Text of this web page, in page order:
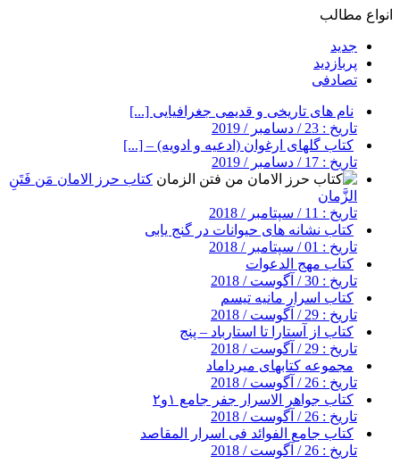
انواع مطالب
جدید
پربازدید
تصادفی
نام های تاریخی و قدیمی جغرافیایی [...]
تاریخ : 23 / دسامبر / 2019
کتاب گلهای ارغوان (ادعیه و ادویه) – [...]
تاریخ : 17 / دسامبر / 2019
کتاب حرز الامان مَن فَتَنِ
الزَّمان
تاریخ : 11 / سپتامبر / 2018
کتاب نشانه های حیوانات در گنج یابی
تاریخ : 01 / سپتامبر / 2018
کتاب مهج الدعوات
تاریخ : 30 / آگوست / 2018
کتاب اسرار مانیه تیسم
تاریخ : 29 / آگوست / 2018
کتاب از آستارا تا استارباد – پنج
تاریخ : 29 / آگوست / 2018
مجموعه کتابهای میرداماد
تاریخ : 26 / آگوست / 2018
کتاب جواهر الاسرار جفر جامع ۱و۲
تاریخ : 26 / آگوست / 2018
کتاب جامع الفوائد فی اسرار المقاصد
تاریخ : 26 / آگوست / 2018